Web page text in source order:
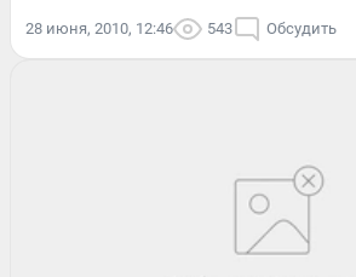
28 июня, 2010, 12:46 543 Обсудить